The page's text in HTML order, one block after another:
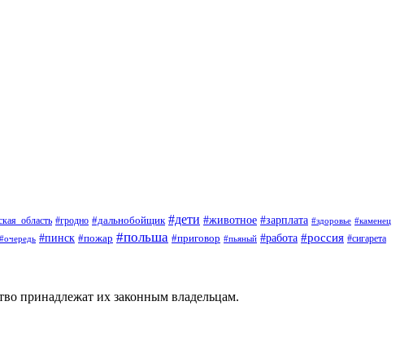
#гродно #дальнобойщик #дети #животное #зарплата #здоровье #каменец
#очередь #пинск #пожар #польша #приговор #пьяный #работа #россия #сигарета
принадлежат их законным владельцам.